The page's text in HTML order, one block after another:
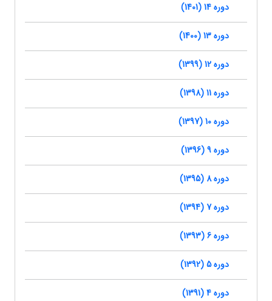
دوره 14 (1401)
دوره 13 (1400)
دوره 12 (1399)
دوره 11 (1398)
دوره 10 (1397)
دوره 9 (1396)
دوره 8 (1395)
دوره 7 (1394)
دوره 6 (1393)
دوره 5 (1392)
دوره 4 (1391)